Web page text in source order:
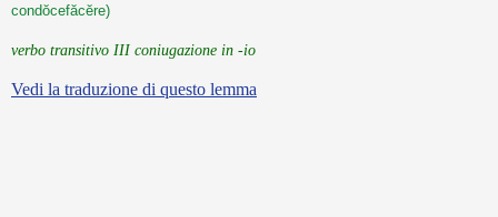
condŏcefăcĕre)
verbo transitivo III coniugazione in -io
Vedi la traduzione di questo lemma